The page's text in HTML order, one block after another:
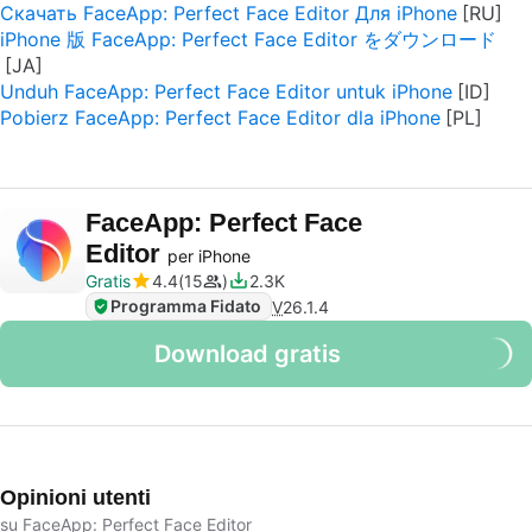
Скачать FaceApp: Perfect Face Editor Для iPhone
iPhone 版 FaceApp: Perfect Face Editor をダウンロード
Unduh FaceApp: Perfect Face Editor untuk iPhone
Pobierz FaceApp: Perfect Face Editor dla iPhone
FaceApp: Perfect Face
Editor per iPhone
Gratis
4.4 15
2.3K
Programma Fidato V26.1.4
Download gratis
Opinioni utenti
su FaceApp: Perfect Face Editor